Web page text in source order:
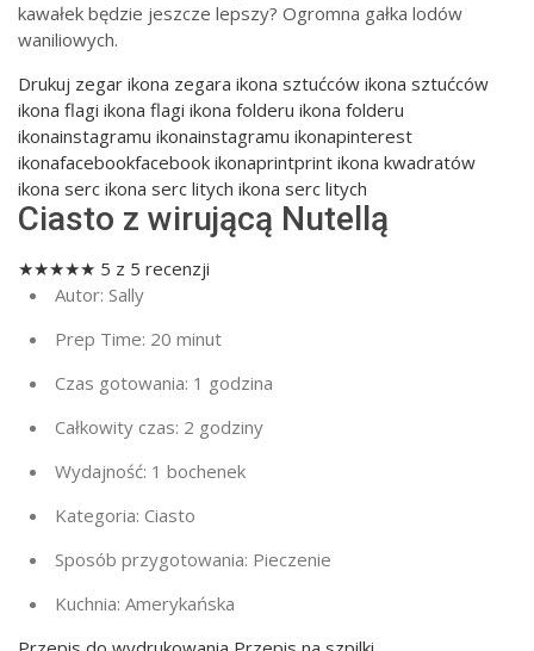
kawałek będzie jeszcze lepszy? Ogromna gałka lodów
waniliowych.
Drukuj zegar ikona zegara ikona sztućców ikona sztućców
ikona flagi ikona flagi ikona folderu ikona folderu
ikonainstagramu ikonainstagramu ikonapinterest
ikonafacebookfacebook ikonaprintprint ikona kwadratów
ikona serc ikona serc litych ikona serc litych
Ciasto z wirującą Nutellą
★★★★★ 5 z 5 recenzji
Autor: Sally
Prep Time: 20 minut
Czas gotowania: 1 godzina
Całkowity czas: 2 godziny
Wydajność: 1 bochenek
Kategoria: Ciasto
Sposób przygotowania: Pieczenie
Kuchnia: Amerykańska